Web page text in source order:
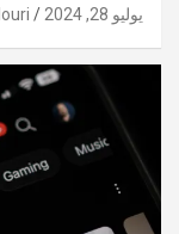
يوليو 28, 2024